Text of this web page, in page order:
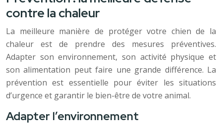
contre la chaleur
La meilleure manière de protéger votre chien de la
chaleur est de prendre des mesures préventives.
Adapter son environnement, son activité physique et
son alimentation peut faire une grande différence. La
prévention est essentielle pour éviter les situations
d’urgence et garantir le bien-être de votre animal.
Adapter l’environnement